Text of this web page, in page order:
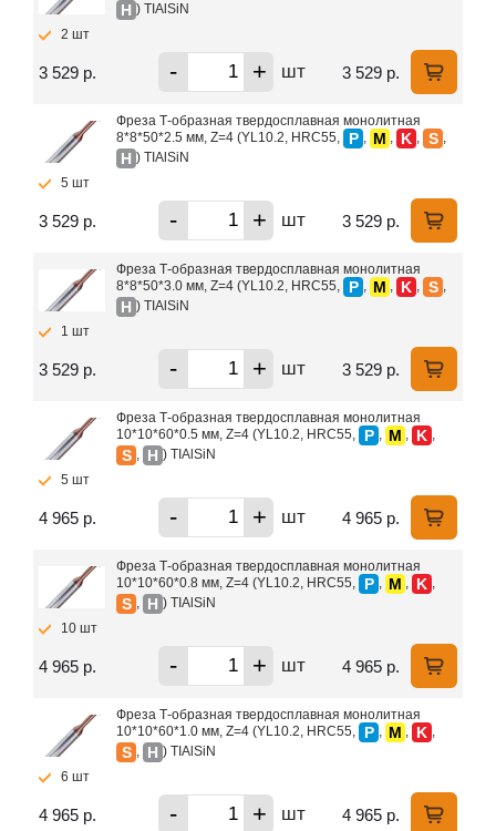
H ) TIAlSiN
2 шт
3 529 р. - + шт 3 529 р.
Фреза Т-образная твердосплавная монолитная
8*8*50*2.5 мм, Z=4 (YL10.2, HRC55,
P , M , K , S ,
H ) TIAlSiN
5 шт
3 529 р. - + шт 3 529 р.
Фреза Т-образная твердосплавная монолитная
8*8*50*3.0 мм, Z=4 (YL10.2, HRC55,
P , M , K , S ,
H ) TIAlSiN
1 шт
3 529 р. - + шт 3 529 р.
Фреза Т-образная твердосплавная монолитная
10*10*60*0.5 мм, Z=4 (YL10.2, HRC55,
P , M , K ,
S , H ) TIAlSiN
5 шт
4 965 р. - + шт 4 965 р.
Фреза Т-образная твердосплавная монолитная
10*10*60*0.8 мм, Z=4 (YL10.2, HRC55,
P , M , K ,
S , H ) TIAlSiN
10 шт
4 965 р. - + шт 4 965 р.
Фреза Т-образная твердосплавная монолитная
10*10*60*1.0 мм, Z=4 (YL10.2, HRC55,
P , M , K ,
S , H ) TIAlSiN
6 шт
4 965 р. - + шт 4 965 р.